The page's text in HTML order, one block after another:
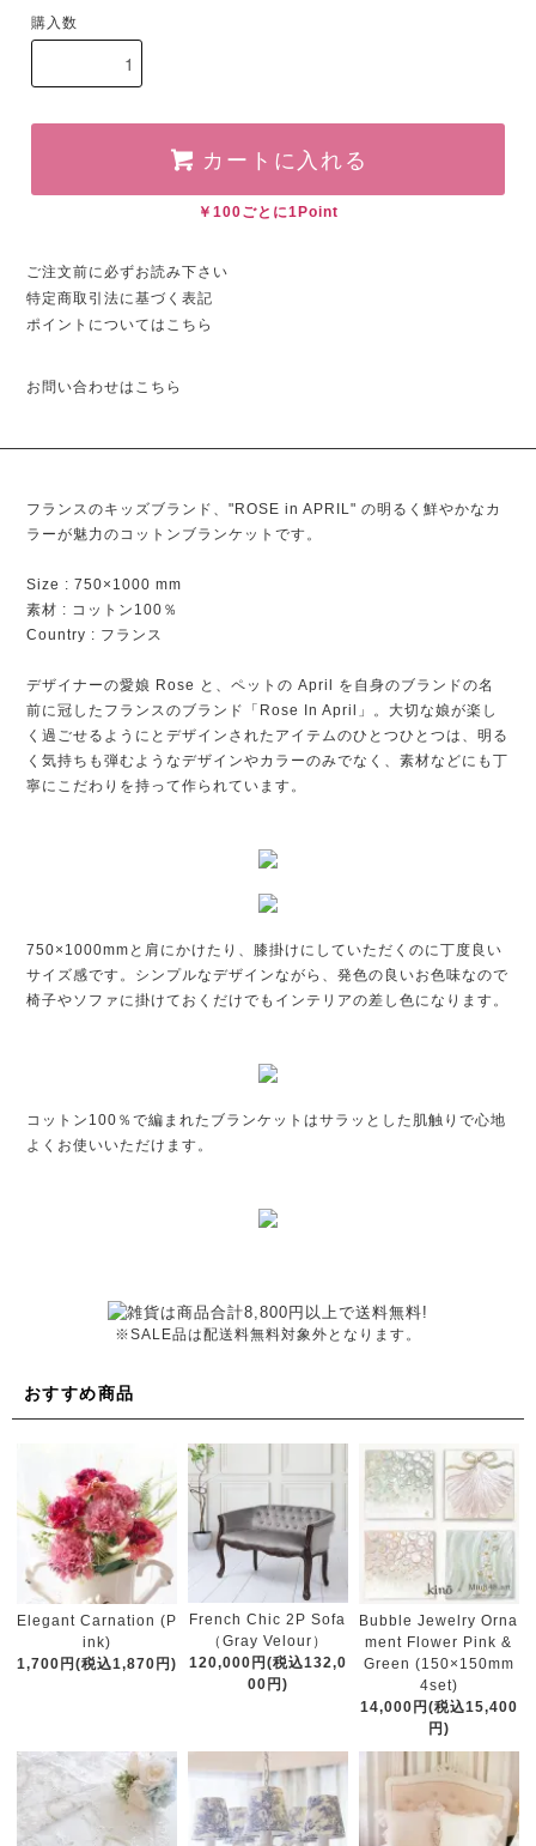
購入数
カートに入れる
￥100ごとに1Point
ご注文前に必ずお読み下さい
特定商取引法に基づく表記
ポイントについてはこちら
お問い合わせはこちら
フランスのキッズブランド、"ROSE in APRIL" の明るく鮮やかなカ
ラーが魅力のコットンブランケットです。
Size : 750×1000 mm
素材 : コットン100％
Country : フランス
デザイナーの愛娘 Rose と、ペットの April を自身のブランドの名
前に冠したフランスのブランド「Rose In April」。大切な娘が楽し
く過ごせるようにとデザインされたアイテムのひとつひとつは、明る
く気持ちも弾むようなデザインやカラーのみでなく、素材などにも丁
寧にこだわりを持って作られています。
750×1000mmと肩にかけたり、膝掛けにしていただくのに丁度良い
サイズ感です。シンプルなデザインながら、発色の良いお色味なので
椅子やソファに掛けておくだけでもインテリアの差し色になります。
コットン100％で編まれたブランケットはサラッとした肌触りで心地
よくお使いいただけます。
※SALE品は配送料無料対象外となります。
おすすめ商品
Elegant Carnation (P
ink)
1,700円(税込1,870円)
French Chic 2P Sofa
（Gray Velour）
120,000円(税込132,0
00円)
Bubble Jewelry Orna
ment Flower Pink &
Green (150×150mm
4set)
14,000円(税込15,400
円)